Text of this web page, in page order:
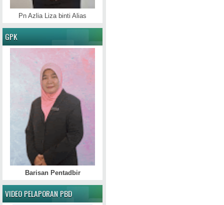
Pn Azlia Liza binti Alias
GPK
Barisan Pentadbir
VIDEO PELAPORAN PBD